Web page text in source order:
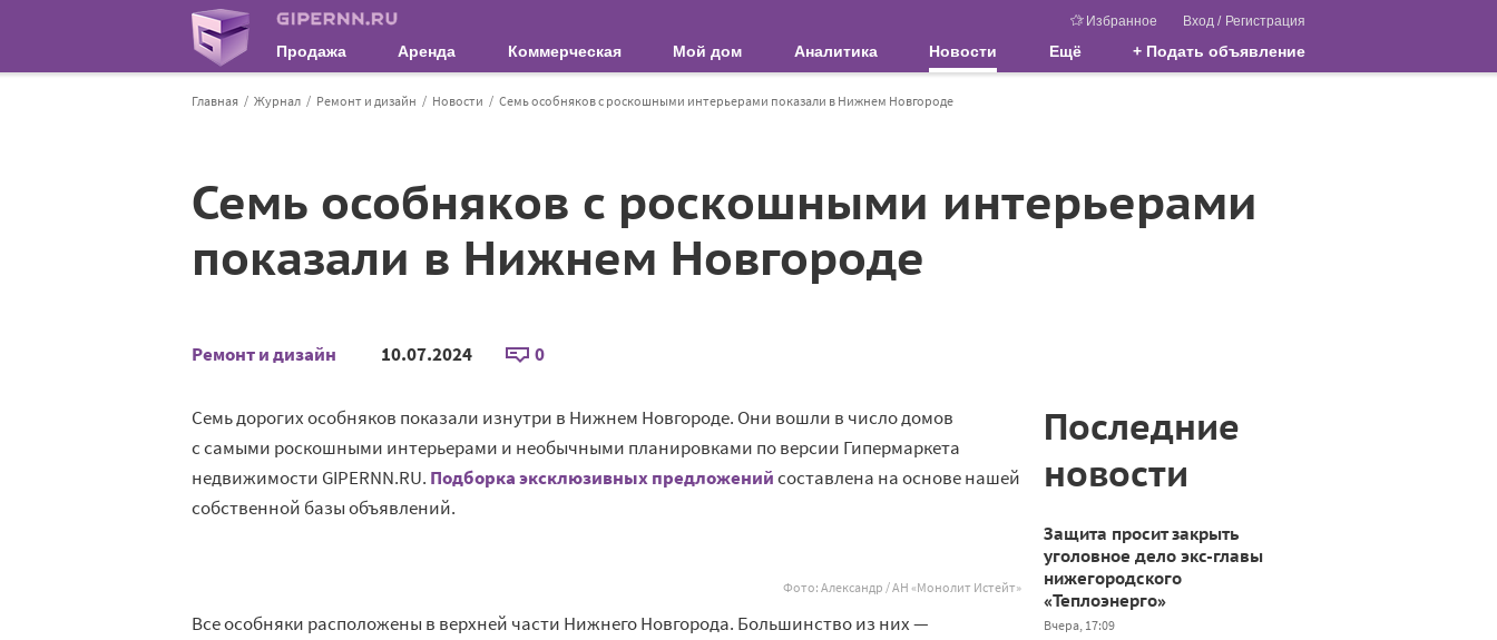
Избранное Вход / Регистрация
Продажа Аренда Коммерческая Мой дом Аналитика Новости Ещё + Подать объявление
Главная Журнал Ремонт и дизайн Новости Семь особняков с роскошными интерьерами показали в Нижнем Новгороде
Семь особняков с роскошными интерьерами
показали в Нижнем Новгороде
Ремонт и дизайн 10.07.2024 0
Семь дорогих особняков показали изнутри в Нижнем Новгороде. Они вошли в число домов
с самыми роскошными интерьерами и необычными планировками по версии Гипермаркета
недвижимости GIPERNN.RU. Подборка эксклюзивных предложенийсоставлена на основе нашей
собственной базы объявлений.
Фото: Александр / АН «Монолит Истейт»
Все особняки расположены в верхней части Нижнего Новгорода. Большинство из них —
Последние
новости
Защита просит закрыть
уголовное дело экс-главы
нижегородского
«Теплоэнерго»
Вчера, 17:09